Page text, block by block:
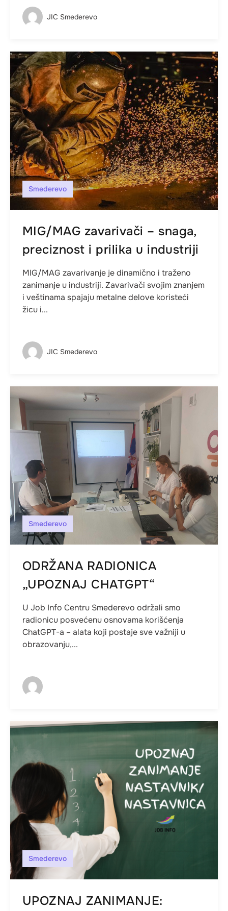
JIC Smederevo
Smederevo
MIG/MAG zavarivači – snaga,
preciznost i prilika u industriji
MIG/MAG zavarivanje je dinamično i traženo
zanimanje u industriji. Zavarivači svojim znanjem
i veštinama spajaju metalne delove koristeći
žicu i...
JIC Smederevo
Smederevo
ODRŽANA RADIONICA
„UPOZNAJ CHATGPT“
U Job Info Centru Smederevo održali smo
radionicu posvećenu osnovama korišćenja
ChatGPT-a – alata koji postaje sve važniji u
obrazovanju,...
Smederevo
UPOZNAJ ZANIMANJE: